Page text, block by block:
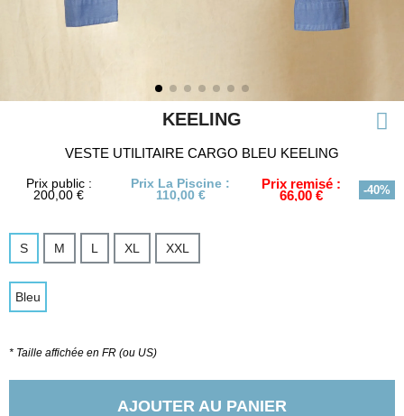
KEELING
VESTE UTILITAIRE CARGO BLEU KEELING
Prix public :
200,00 €
Prix La Piscine :
110,00 €
Prix remisé :
66,00 € -40%
S M L XL XXL
Bleu
* Taille affichée en FR (ou US)
AJOUTER AU PANIER